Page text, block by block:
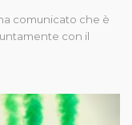
comunicato che è
con il